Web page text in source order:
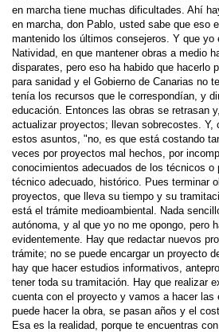
en marcha tiene muchas dificultades. Ahí
en marcha, don Pablo, usted sabe que eso
mantenido los últimos consejeros. Y que yo
Natividad, en que mantener obras a medio
disparates, pero eso ha habido que hacerlo
para sanidad y el Gobierno de Canarias no
tenía los recursos que le correspondían, y
educación. Entonces las obras se retrasan
actualizar proyectos; llevan sobrecostes. Y,
estos asuntos, "no, es que está costando
veces por proyectos mal hechos, por
conocimientos adecuados de los técnicos o
técnico adecuado, histórico. Pues terminar
proyectos, que lleva su tiempo y su
está el trámite medioambiental. Nada
autónoma, y al que yo no me opongo, pero
evidentemente. Hay que redactar nuevos
trámite; no se puede encargar un proyecto
hay que hacer estudios informativos,
tener toda su tramitación. Hay que realizar
cuenta con el proyecto y vamos a hacer las
puede hacer la obra, se pasan años y el
Esa es la realidad, porque te encuentras